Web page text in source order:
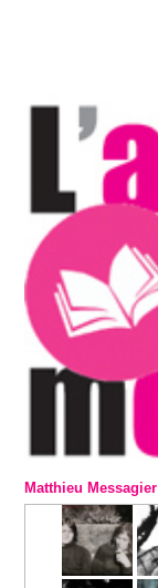
Matthieu Messagier